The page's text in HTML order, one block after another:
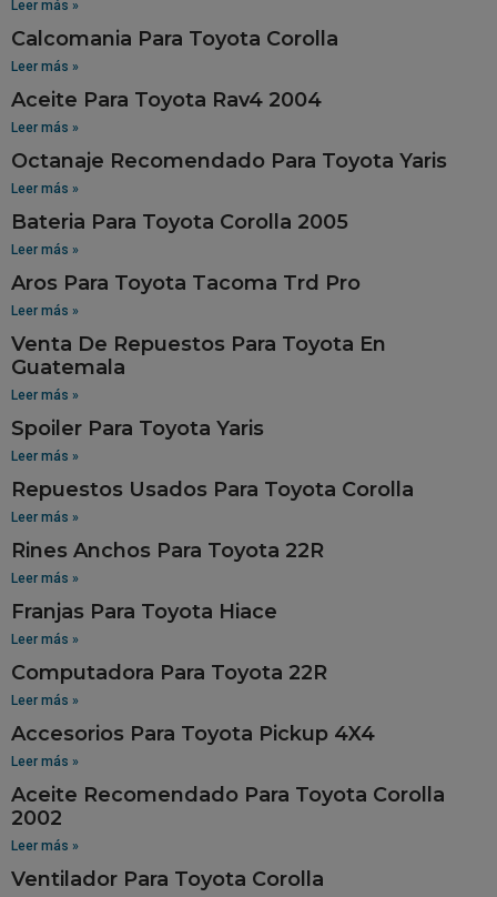
Leer más »
Calcomania Para Toyota Corolla
Leer más »
Aceite Para Toyota Rav4 2004
Leer más »
Octanaje Recomendado Para Toyota Yaris
Leer más »
Bateria Para Toyota Corolla 2005
Leer más »
Aros Para Toyota Tacoma Trd Pro
Leer más »
Venta De Repuestos Para Toyota En
Guatemala
Leer más »
Spoiler Para Toyota Yaris
Leer más »
Repuestos Usados Para Toyota Corolla
Leer más »
Rines Anchos Para Toyota 22R
Leer más »
Franjas Para Toyota Hiace
Leer más »
Computadora Para Toyota 22R
Leer más »
Accesorios Para Toyota Pickup 4X4
Leer más »
Aceite Recomendado Para Toyota Corolla
2002
Leer más »
Ventilador Para Toyota Corolla